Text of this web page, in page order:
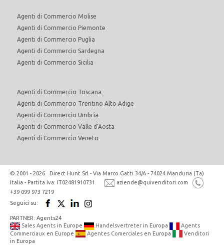
Agenti di Commercio Molise
Agenti di Commercio Piemonte
Agenti di Commercio Puglia
Agenti di Commercio Sardegna
Agenti di Commercio Sicilia
Agenti di Commercio Toscana
Agenti di Commercio Trentino Alto Adige
Agenti di Commercio Umbria
Agenti di Commercio Valle d'Aosta
Agenti di Commercio Veneto
© 2001 - 2026 Direct Hunt Srl - Via Marco Gatti 34/A - 74024 Manduria (Ta)
Italia - Partita Iva: IT02481910731
aziende@quivenditori.com
+39 099 973 7219
Seguici su:
PARTNER: Agents24
Sales Agents in Europe Handelsvertreter in Europa
Agents
Commerciaux en Europe Agentes Comerciales en Europa
Venditori
in Europa